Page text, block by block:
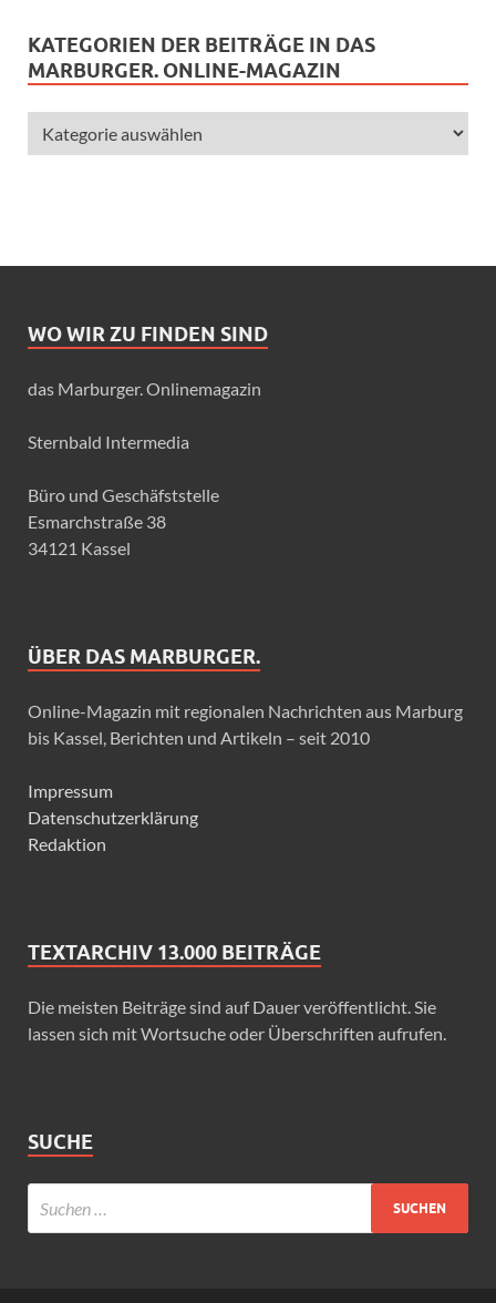
KATEGORIEN DER BEITRÄGE IN DAS
MARBURGER. ONLINE-MAGAZIN
WO WIR ZU FINDEN SIND
das Marburger. Onlinemagazin
Sternbald Intermedia
Büro und Geschäfststelle
Esmarchstraße 38
34121 Kassel
ÜBER DAS MARBURGER.
Online-Magazin mit regionalen Nachrichten aus Marburg
bis Kassel, Berichten und Artikeln – seit 2010
Impressum
Datenschutzerklärung
Redaktion
TEXTARCHIV 13.000 BEITRÄGE
Die meisten Beiträge sind auf Dauer veröffentlicht. Sie
lassen sich mit Wortsuche oder Überschriften aufrufen.
SUCHE